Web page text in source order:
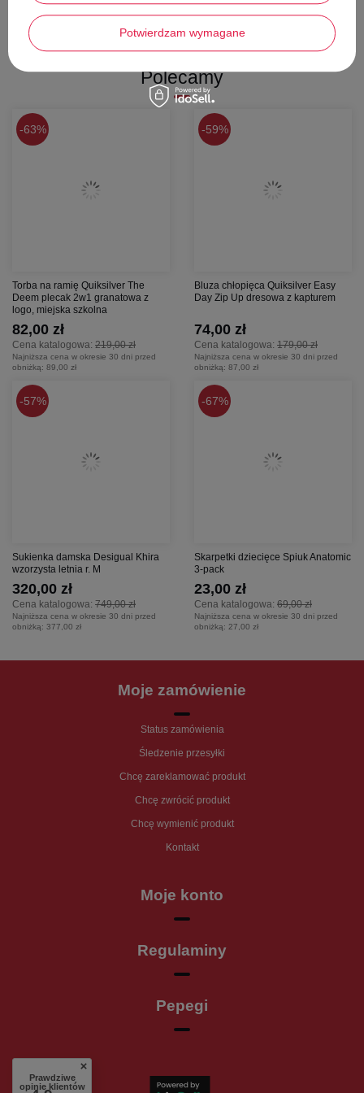
wypraw. Po więcej informacji zapraszamy do kontaktu.
Polecamy
63%
Torba na ramię Quiksilver The
Deem plecak 2w1 granatowa z
logo, miejska szkolna
Cena katalogowa: 219,00 zł
82,00 zł
Najniższa cena w okresie 30 dni przed
obniżką: 89,00 zł
59%
Bluza chłopięca Quiksilver Easy
Day Zip Up dresowa z kapturem
Cena katalogowa: 179,00 zł
74,00 zł
Najniższa cena w okresie 30 dni przed
obniżką: 87,00 zł
57%
Sukienka damska Desigual Khira
wzorzysta letnia r. M
Cena katalogowa: 749,00 zł
320,00 zł
Najniższa cena w okresie 30 dni przed
obniżką: 377,00 zł
67%
Skarpetki dziecięce Spiuk Anatomic
3-pack
Cena katalogowa: 69,00 zł
23,00 zł
Najniższa cena w okresie 30 dni przed
obniżką: 27,00 zł
Moje zamówienie
Status zamówienia
Śledzenie przesyłki
Chcę zareklamować produkt
Chcę zwrócić produkt
Chcę wymienić produkt
Kontakt
Moje konto
Regulaminy
Pepegi
Prawdziwe
opinie klientów
Potwierdzam wymagane